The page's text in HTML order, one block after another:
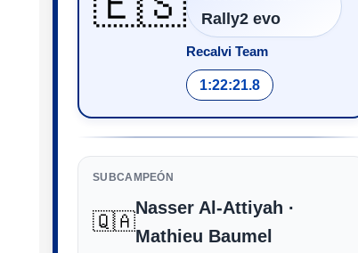
Rally2 evo
Recalvi Team
1:22:21.8
SUBCAMPEÓN
🇶🇦
Nasser Al-Attiyah ·
Mathieu Baumel